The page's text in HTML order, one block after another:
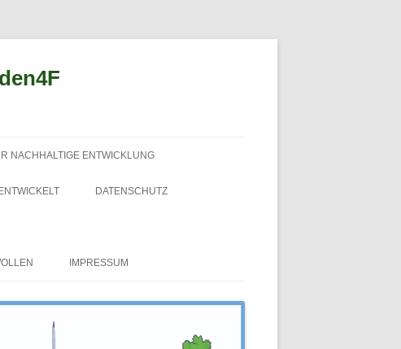
NACHHALTIGE ENTWICKLUNG
DATENSCHUTZ
IMPRESSUM